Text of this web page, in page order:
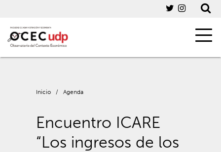
Inicio / Agenda
Encuentro ICARE
“Los ingresos de los